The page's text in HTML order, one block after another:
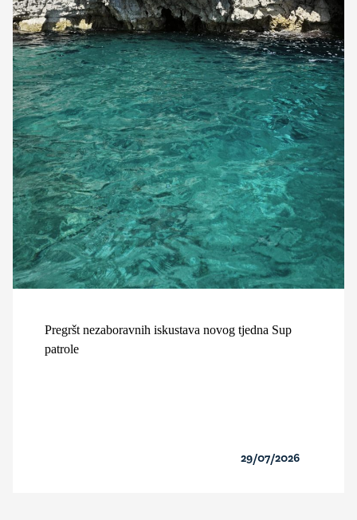
Pregršt nezaboravnih iskustava novog tjedna Sup
patrole
29/07/2026